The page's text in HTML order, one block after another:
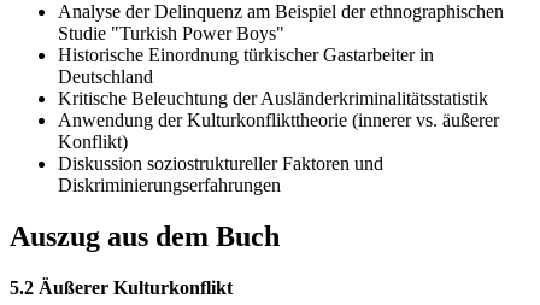
Analyse der Delinquenz am Beispiel der ethnographischen
Studie "Turkish Power Boys"
Historische Einordnung türkischer Gastarbeiter in
Deutschland
Kritische Beleuchtung der Ausländerkriminalitätsstatistik
Anwendung der Kulturkonflikttheorie (innerer vs. äußerer
Konflikt)
Diskussion soziostruktureller Faktoren und
Diskriminierungserfahrungen
Auszug aus dem Buch
5.2 Äußerer Kulturkonflikt